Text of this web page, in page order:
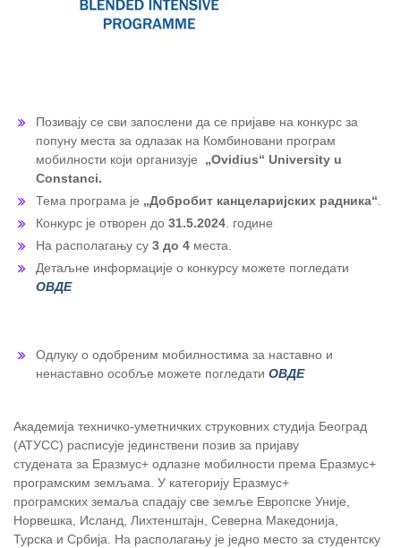
Позивају се сви запослени да се пријаве на конкурс за
попуну места за одлазак на Комбиновани програм
мобилности који организује „Ovidius“ University u
Constanci.
Тема програма је „Добробит канцеларијских радника“
Конкурс је отворен до 31.5.2024 . године
На располагању су 3 до 4 места.
Детаљне информације о конкурсу можете погледати
ОВДЕ
Одлуку о одобреним мобилностима за наставно и
ненаставно особље можете погледати ОВДЕ
Академија техничко-уметничких струковних студија Београд
(АТУСС) расписује јединствени позив за пријаву
студената за Еразмус+ одлазне мобилности према Еразмус+
програмским земљама. У категорију Еразмус+
програмских земаља спадају све земље Европске Уније,
Норвешка, Исланд, Лихтенштајн, Северна Македонија,
Турска и Србија. На располагању је једно место за студентску